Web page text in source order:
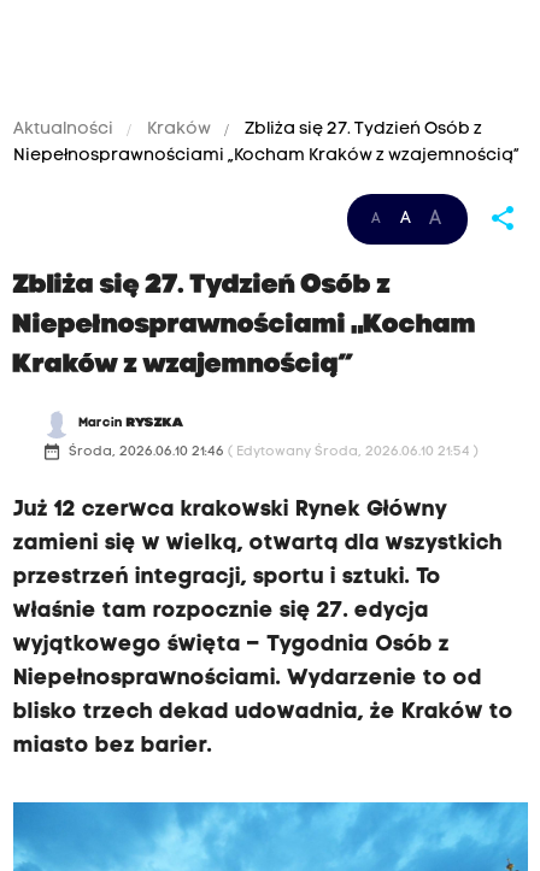
Aktualności Kraków
Zbliża się 27. Tydzień Osób z
Niepełnosprawnościami „Kocham Kraków z wzajemnością”
A A A share
Zbliża się 27. Tydzień Osób z
Niepełnosprawnościami „Kocham
Kraków z wzajemnością”
Marcin RYSZKA
date_range Środa, 2026.06.10 21:46 ( Edytowany Środa, 2026.06.10 21:54 )
Już 12 czerwca krakowski Rynek Główny
zamieni się w wielką, otwartą dla wszystkich
przestrzeń integracji, sportu i sztuki. To
właśnie tam rozpocznie się 27. edycja
wyjątkowego święta – Tygodnia Osób z
Niepełnosprawnościami. Wydarzenie to od
blisko trzech dekad udowadnia, że Kraków to
miasto bez barier.